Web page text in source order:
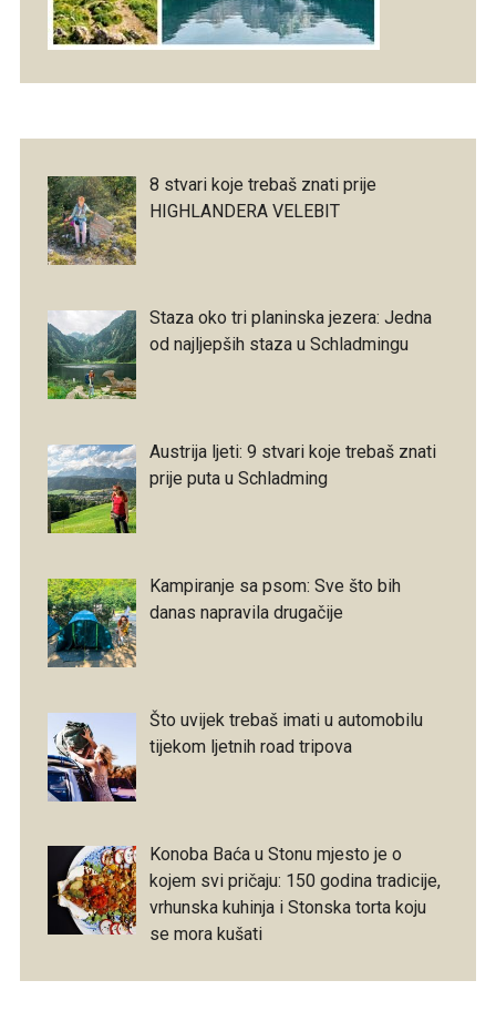
8 stvari koje trebaš znati prije
HIGHLANDERA VELEBIT
Staza oko tri planinska jezera: Jedna
od najljepših staza u Schladmingu
Austrija ljeti: 9 stvari koje trebaš znati
prije puta u Schladming
Kampiranje sa psom: Sve što bih
danas napravila drugačije
Što uvijek trebaš imati u automobilu
tijekom ljetnih road tripova
Konoba Baća u Stonu mjesto je o
kojem svi pričaju: 150 godina tradicije,
vrhunska kuhinja i Stonska torta koju
se mora kušati